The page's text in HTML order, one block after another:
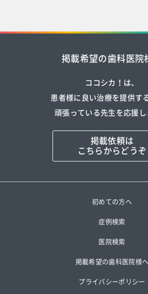
掲載希望の歯科医院
ココシカ！は、
患者様に良い治療を提供す
頑張っている先生を応援し
掲載依頼は
こちらからどうぞ
初めての方へ
症例検索
医院検索
掲載希望の歯科医院様へ
プライバシーポリシー